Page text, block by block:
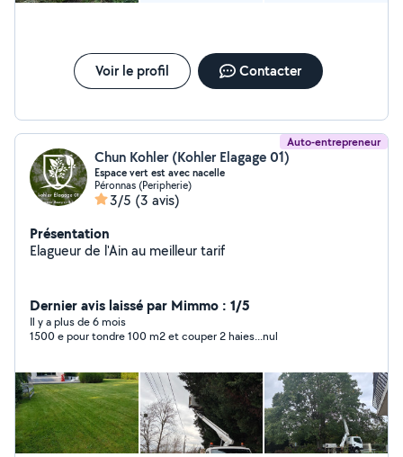
Voir le profil Contacter
Auto-entrepreneur
Chun Kohler (Kohler Elagage 01)
Espace vert est avec nacelle
Péronnas (Peripherie)
3/5 (3 avis)
Présentation
Elagueur de l'Ain au meilleur tarif
Dernier avis laissé par Mimmo : 1/5
Il y a plus de 6 mois
1500 e pour tondre 100 m2 et couper 2 haies...nul